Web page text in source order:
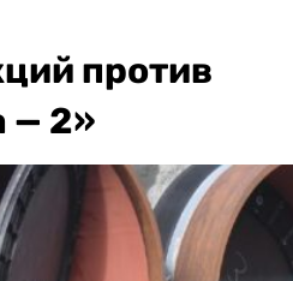
против
— 2»